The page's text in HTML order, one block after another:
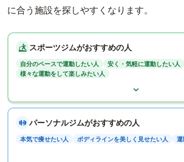
に合う施設を探しやすくなります。
スポーツジムがおすすめの人
自分のペースで運動したい人
安く・気軽に運動したい人
様々な運動をして楽しみたい人
パーソナルジムがおすすめの人
本気で痩せたい人 ボディラインを美しく見せたい人 運